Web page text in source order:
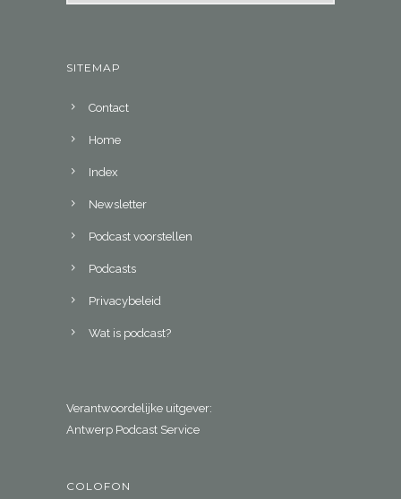
SITEMAP
Contact
Home
Index
Newsletter
Podcast voorstellen
Podcasts
Privacybeleid
Wat is podcast?
Verantwoordelijke uitgever:
Antwerp Podcast Service
COLOFON